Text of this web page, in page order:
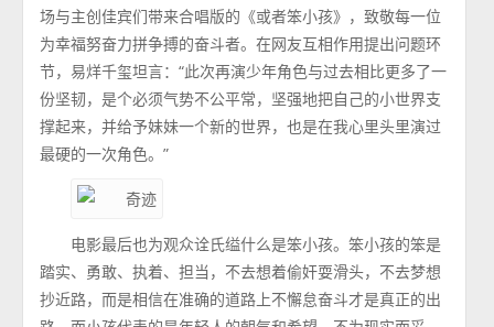
场与主创佳宾们带来合唱版的《或者笨小孩》，致敬每一位
为幸福努奋力拼争搏的奋斗者。在网友互相作用提出问题环
节，易烊千玺坦言：“此次再演少年角色与过去相比更多了一
份坚韧，是个必须气势不公平常，坚强地把自己的小世界支
撑起来，并给予妹妹一个新的世界，也是在我心里头里演过
最硬的一次角色。”
电影最后也为观众诠氏缢什么是笨小孩。笨小孩的笨是
踏实、勇敢、执着、担当，不去想着偷奸耍滑头，不去梦想
抄近路，而是相信在准确的道路上不懈怠奋斗才是真正的出